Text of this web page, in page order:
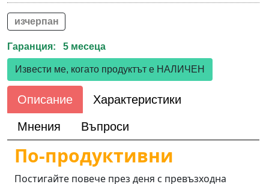
изчерпан
Гаранция: 5 месеца
Извести ме, когато продуктът е НАЛИЧЕН
Описание Характеристики
Мнения Въпроси